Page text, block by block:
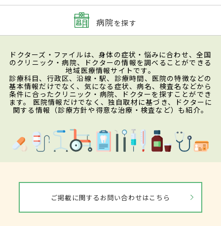
病院を探す
ドクターズ・ファイルは、身体の症状・悩みに合わせ、全国
のクリニック・病院、ドクターの情報を調べることができる
地域医療情報サイトです。
診療科目、行政区、沿線・駅、診療時間、医院の特徴などの
基本情報だけでなく、気になる症状、病名、検査名などから
条件に合ったクリニック・病院、ドクターを探すことができ
ます。 医院情報だけでなく、独自取材に基づき、ドクターに
関する情報（診療方針や得意な治療・検査など）も紹介。
ご掲載に関するお問い合わせはこちら